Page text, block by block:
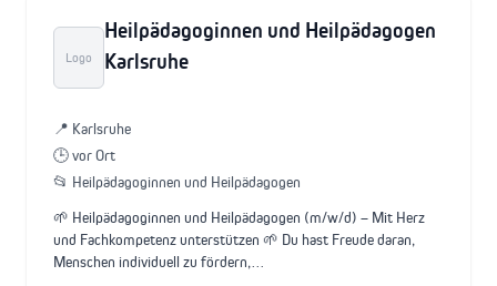
Logo
Heilpädagoginnen und Heilpädagogen
Karlsruhe
📍 Karlsruhe
🕒 vor Ort
📂 Heilpädagoginnen und Heilpädagogen
🌱 Heilpädagoginnen und Heilpädagogen (m/w/d) – Mit Herz
und Fachkompetenz unterstützen 🌱 Du hast Freude daran,
Menschen individuell zu fördern,…